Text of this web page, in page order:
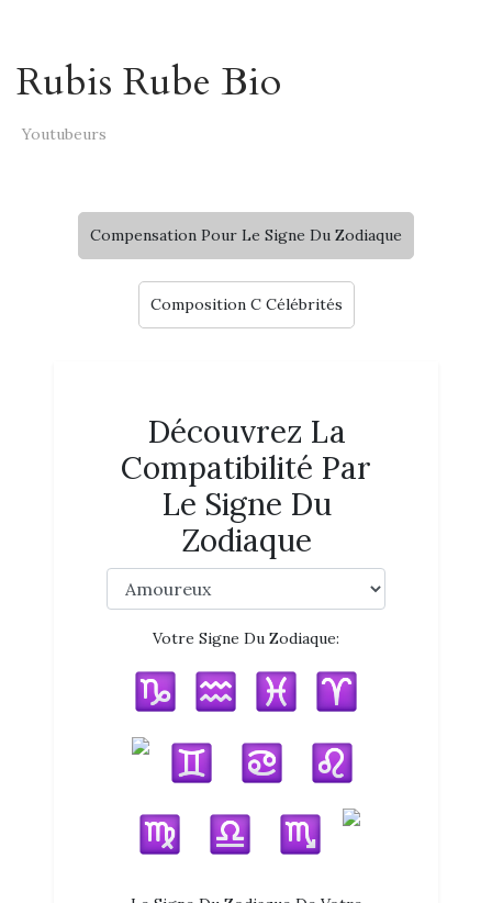
Rubis Rube Bio
Youtubeurs
Compensation Pour Le Signe Du Zodiaque
Composition C Célébrités
Découvrez La
Compatibilité Par
Le Signe Du
Zodiaque
Votre Signe Du Zodiaque: